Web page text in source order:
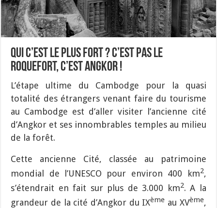
Qui c’est le plus fort ? c’est pas le
roquefort, c’est Angkor !
L’étape ultime du Cambodge pour la quasi
totalité des étrangers venant faire du tourisme
au Cambodge est d’aller visiter l’ancienne cité
d’Angkor et ses innombrables temples au milieu
de la forêt.
Cette ancienne Cité, classée au patrimoine
mondial de l’UNESCO pour environ 400 km2,
s’étendrait en fait sur plus de 3.000 km2. A la
grandeur de la cité d’Angkor du IXème au XVème,